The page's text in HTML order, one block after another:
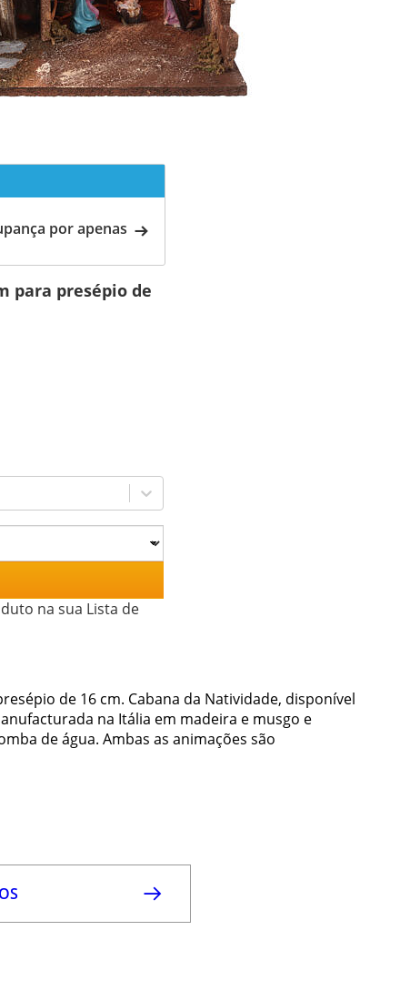
por apenas
para presépio de
na sua Lista de
de 16 cm. Cabana da Natividade, disponível
na Itália em madeira e musgo e
de água. Ambas as animações são